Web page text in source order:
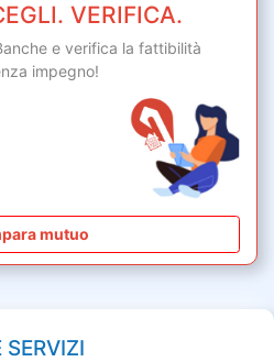
VERIFICA.
e verifica la fattibilità
impegno!
mutuo
SERVIZI